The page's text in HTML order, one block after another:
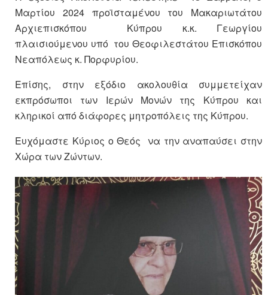
Μαρτίου 2024 προϊσταμένου του Μακαριωτάτου
Αρχιεπισκόπου Κύπρου κ.κ. Γεωργίου
πλαισιούμενου υπό του Θεοφιλεστάτου Επισκόπου
Νεαπόλεως κ. Πορφυρίου.
Επίσης, στην εξόδιο ακολουθία συμμετείχαν
εκπρόσωποι των Ιερών Μονών της Κύπρου και
κληρικοί από διάφορες μητροπόλεις της Κύπρου.
Ευχόμαστε Κύριος ο Θεός να την αναπαύσει στην
Χώρα των Ζώντων.